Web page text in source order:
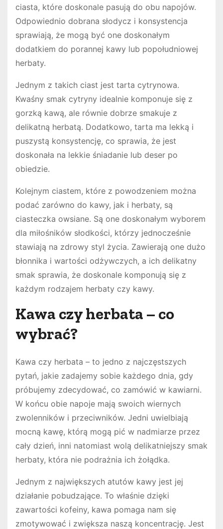
ciasta, które doskonale pasują do obu napojów.
Odpowiednio dobrana słodycz i konsystencja
sprawiają, że mogą być one doskonałym
dodatkiem do porannej kawy lub popołudniowej
herbaty.
Jednym z takich ciast jest tarta cytrynowa.
Kwaśny smak cytryny idealnie komponuje się z
gorzką kawą, ale równie dobrze smakuje z
delikatną herbatą. Dodatkowo, tarta ma lekką i
puszystą konsystencję, co sprawia, że jest
doskonała na lekkie śniadanie lub deser po
obiedzie.
Kolejnym ciastem, które z powodzeniem można
podać zarówno do kawy, jak i herbaty, są
ciasteczka owsiane. Są one doskonałym wyborem
dla miłośników słodkości, którzy jednocześnie
stawiają na zdrowy styl życia. Zawierają one dużo
błonnika i wartości odżywczych, a ich delikatny
smak sprawia, że doskonale komponują się z
każdym rodzajem herbaty czy kawy.
Kawa czy herbata – co
wybrać?
Kawa czy herbata – to jedno z najczęstszych
pytań, jakie zadajemy sobie każdego dnia, gdy
próbujemy zdecydować, co zamówić w kawiarni.
W końcu obie napoje mają swoich wiernych
zwolenników i przeciwników. Jedni uwielbiają
mocną kawę, którą mogą pić w nadmiarze przez
cały dzień, inni natomiast wolą delikatniejszy smak
herbaty, która nie podrażnia ich żołądka.
Jednym z największych atutów kawy jest jej
działanie pobudzające. To właśnie dzięki
zawartości kofeiny, kawa pomaga nam się
zmotywować i zwiększa naszą koncentrację. Jest